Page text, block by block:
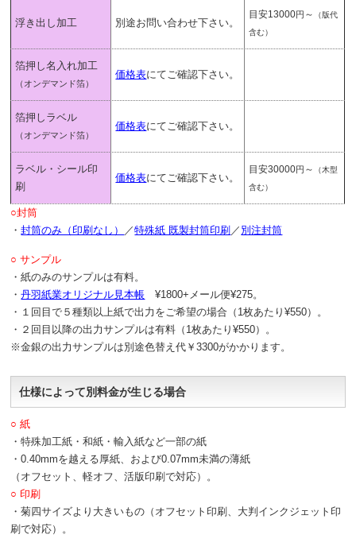
浮き出し加工 別途お問い合わせ下さい。
目安13000円 ～
（版代
含む）
箔押し名入れ加工
（オンデマンド箔）
価格表にてご確認下さい。
箔押しラベル
（オンデマンド箔）
価格表にてご確認下さい。
ラベル・シール印
刷
価格表にてご確認下さい。
目安30000円 ～
（木型
含む）
○封筒
・封筒のみ（印刷なし） ／特殊紙 既製封筒印刷 ／ 別注封筒
○ サンプル
・紙のみのサンプルは有料。
・丹羽紙業オリジナル見本帳 ¥1800+メール便¥275。
・１回目で５種類以上紙で出力をご希望の場合（1枚あたり¥550）。
・２回目以降の出力サンプルは有料（1枚あたり¥550）。
※金銀の出力サンプルは別途色替え代￥3300がかかります。
仕様によって別料金が生じる場合
○ 紙
・特殊加工紙・和紙・輸入紙など一部の紙
・0.40mmを越える厚紙、および0.07mm未満の薄紙
（オフセット、軽オフ、活版印刷で対応）。
○ 印刷
・菊四サイズより大きいもの（オフセット印刷、大判インクジェット印
刷で対応）。